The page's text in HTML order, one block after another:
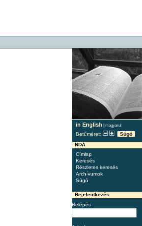
in English | magyarul
Betűméret:
Súgó
NDA
Címlap
Keresés
Részletes keresés
Archívumok
Súgó
Bejelentkezés
Belépés